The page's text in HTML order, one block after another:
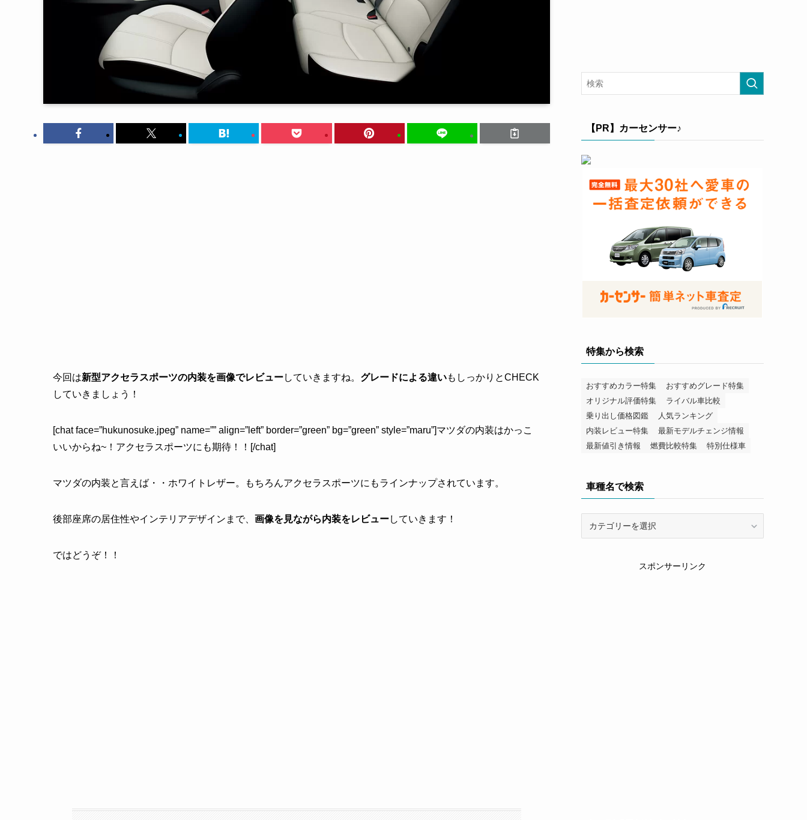
今回は新型アクセラスポーツの内装を画像でレビューしていきますね。 グレードによる違いもしっかりとCHECK
していきましょう！
[chat face=”hukunosuke.jpeg” name=”” align=”left” border=”green” bg=”green” style=”maru”]マツダの内装はかっこ
いいからね~！アクセラスポーツにも期待！！[/chat]
マツダの内装と言えば・・ホワイトレザー。もちろんアクセラスポーツにもラインナップされています。
後部座席の居住性やインテリアデザインまで、 画像を見ながら内装をレビューしていきます！
ではどうぞ！！
【PR】カーセンサー♪
特集から検索
おすすめカラー特集
おすすめグレード特集
オリジナル評価特集
ライバル車比較
乗り出し価格図鑑
人気ランキング
内装レビュー特集
最新モデルチェンジ情報
最新値引き情報
燃費比較特集 特別仕様車
車種名で検索
スポンサーリンク